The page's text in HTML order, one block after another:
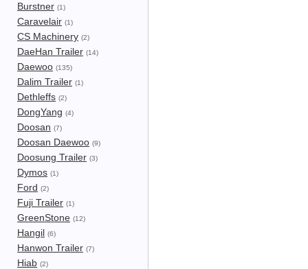
Burstner (1)
Caravelair (1)
CS Machinery (2)
DaeHan Trailer (14)
Daewoo (135)
Dalim Trailer (1)
Dethleffs (2)
DongYang (4)
Doosan (7)
Doosan Daewoo (9)
Doosung Trailer (3)
Dymos (1)
Ford (2)
Fuji Trailer (1)
GreenStone (12)
Hangil (6)
Hanwon Trailer (7)
Hiab (2)